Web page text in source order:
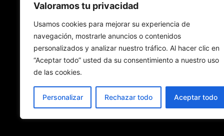
Valoramos tu privacidad
Usamos cookies para mejorar su experiencia de
navegación, mostrarle anuncios o contenidos
personalizados y analizar nuestro tráfico. Al hacer clic en
“Aceptar todo” usted da su consentimiento a nuestro uso
de las cookies.
Personalizar Rechazar todo Aceptar todo
Redes Cristianas
Una mirada alternativa sobre la Iglesia católica
- Colectivos de Redes Cristianas